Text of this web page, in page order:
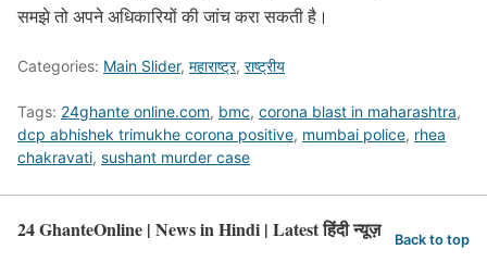
समझे तो अपने अधिकारियों की जांच करा सकती है।
Categories: Main Slider, महाराष्ट्र, राष्ट्रीय
Tags: 24ghante online.com, bmc, corona blast in maharashtra,
dcp abhishek trimukhe corona positive, mumbai police, rhea
chakravati, sushant murder case
24 GhanteOnline | News in Hindi | Latest हिंदी न्यूज़ Back to top